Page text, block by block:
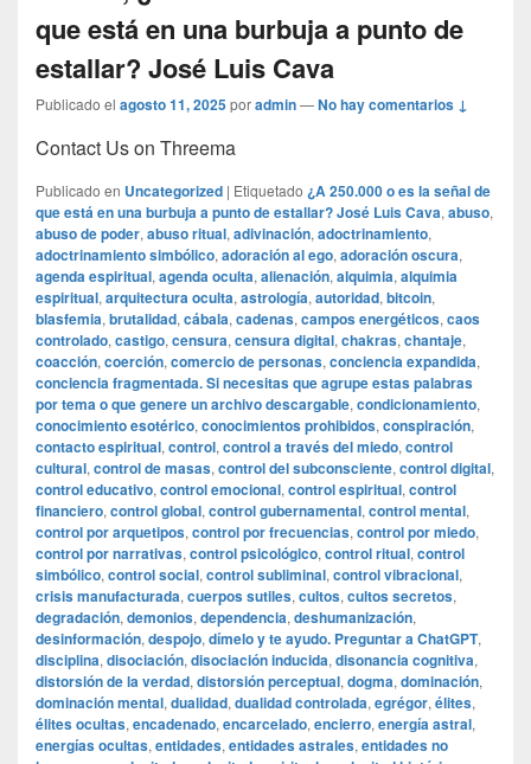
que está en una burbuja a punto de
estallar? José Luis Cava
Publicado el agosto 11, 2025poradmin—No hay comentarios ↓
Contact Us on Threema
Publicado en Uncategorized | Etiquetado ¿A 250.000 o es la señal de
que está en una burbuja a punto de estallar? José Luis Cava, abuso,
abuso de poder, abuso ritual, adivinación, adoctrinamiento,
adoctrinamiento simbólico, adoración al ego, adoración oscura,
agenda espiritual, agenda oculta, alienación, alquimia, alquimia
espiritual, arquitectura oculta, astrología, autoridad, bitcoin,
blasfemia, brutalidad, cábala, cadenas, campos energéticos, caos
controlado, castigo, censura, censura digital, chakras, chantaje,
coacción, coerción, comercio de personas, conciencia expandida,
conciencia fragmentada. Si necesitas que agrupe estas palabras
por tema o que genere un archivo descargable, condicionamiento,
conocimiento esotérico, conocimientos prohibidos, conspiración,
contacto espiritual, control, control a través del miedo, control
cultural, control de masas, control del subconsciente, control digital,
control educativo, control emocional, control espiritual, control
financiero, control global, control gubernamental, control mental,
control por arquetipos, control por frecuencias, control por miedo,
control por narrativas, control psicológico, control ritual, control
simbólico, control social, control subliminal, control vibracional,
crisis manufacturada, cuerpos sutiles, cultos, cultos secretos,
degradación, demonios, dependencia, deshumanización,
desinformación, despojo, dímelo y te ayudo. Preguntar a ChatGPT,
disciplina, disociación, disociación inducida, disonancia cognitiva,
distorsión de la verdad, distorsión perceptual, dogma, dominación,
dominación mental, dualidad, dualidad controlada, egrégor, élites,
élites ocultas, encadenado, encarcelado, encierro, energía astral,
energías ocultas, entidades, entidades astrales, entidades no